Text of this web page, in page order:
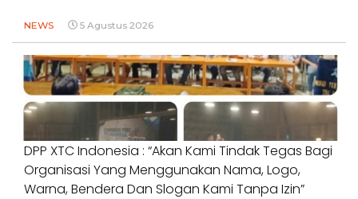
NEWS 5 Agustus 2026
DPP XTC Indonesia : “Akan Kami Tindak Tegas Bagi
Organisasi Yang Menggunakan Nama, Logo,
Warna, Bendera Dan Slogan Kami Tanpa Izin”